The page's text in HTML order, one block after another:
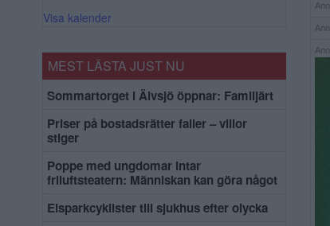
Visa kalender
MEST LÄSTA JUST NU
Sommartorget i Älvsjö öppnar: Familjärt
Priser på bostadsrätter faller – villor
stiger
Poppe med ungdomar intar
friluftsteatern: Människan kan göra något
Elsparkcyklister till sjukhus efter olycka